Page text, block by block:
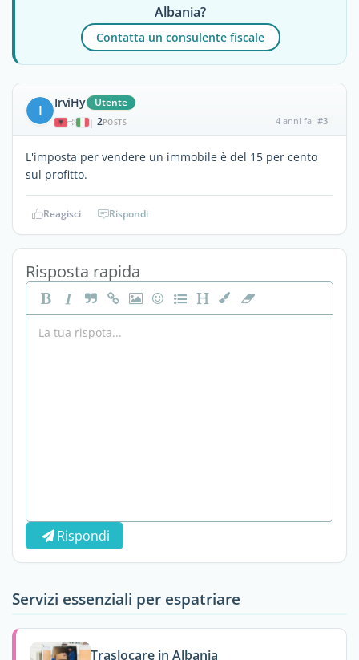
Albania?
Contatta un consulente fiscale
I IrviHy Utente
| 2POSTS 4 anni fa #3
L'imposta per vendere un immobile è del 15 per cento
sul profitto.
Reagisci Rispondi
Risposta rapida
Rispondi
Servizi essenziali per espatriare
Traslocare in Albania